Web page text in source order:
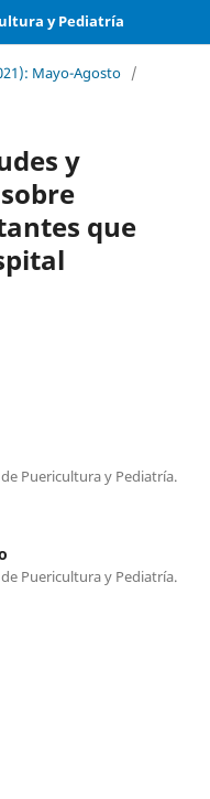
y Pediatría
Mayo-Agosto /
y
que
Puericultura y Pediatría.
Puericultura y Pediatría.